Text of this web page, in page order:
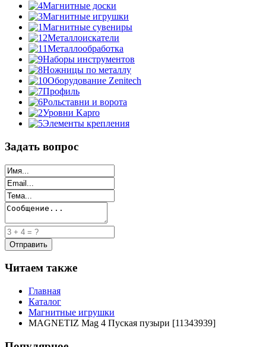
Магнитные доски
Магнитные игрушки
Магнитные сувениры
Металлоискатели
Металлообработка
Наборы инструментов
Ножницы по металлу
Оборудование Zenitech
Профиль
Рольставни и ворота
Уровни Kapro
Элементы крепления
Задать вопрос
Читаем также
Главная
Каталог
Магнитные игрушки
MAGNETIZ Маg 4 Пуская пузыри [11343939]